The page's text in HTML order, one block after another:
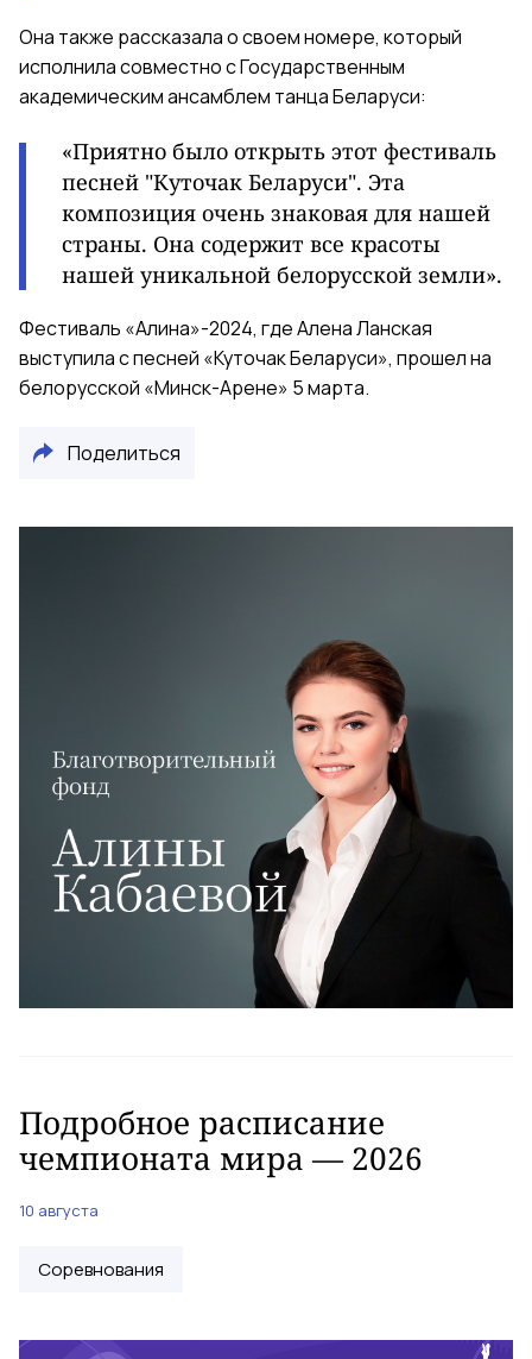
Она также рассказала о своем номере, который
исполнила совместно с Государственным
академическим ансамблем танца Беларуси:
«Приятно было открыть этот фестиваль
песней "Куточак Беларуси". Эта
композиция очень знаковая для нашей
страны. Она содержит все красоты
нашей уникальной белорусской земли».
Фестиваль «Алина»-2024, где Алена Ланская
выступила с песней «Куточак Беларуси», прошел на
белорусской «Минск-Арене» 5 марта.
Поделиться
Подробное расписание
чемпионата мира — 2026
10 августа
Соревнования